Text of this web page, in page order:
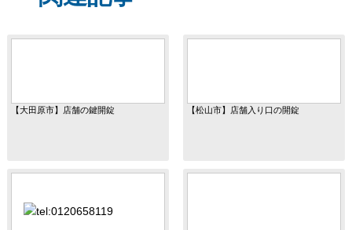
【大田原市】店舗の鍵開錠 【松山市】店舗入り口の開錠